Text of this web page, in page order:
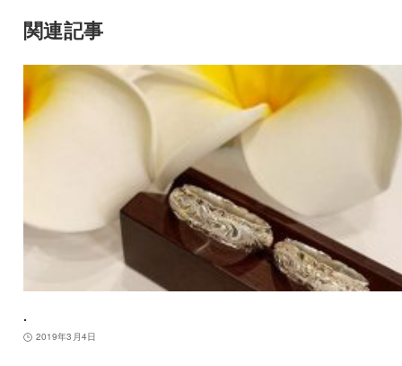
関連記事
.
2019年3月4日